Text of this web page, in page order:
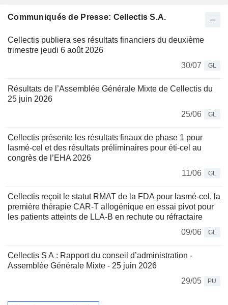
Communiqués de Presse: Cellectis S.A.
Cellectis publiera ses résultats financiers du deuxième
trimestre jeudi 6 août 2026
30/07
GL
Résultats de l’Assemblée Générale Mixte de Cellectis du
25 juin 2026
25/06
GL
Cellectis présente les résultats finaux de phase 1 pour
lasmé-cel et des résultats préliminaires pour éti-cel au
congrès de l’EHA 2026
11/06
GL
Cellectis reçoit le statut RMAT de la FDA pour lasmé-cel, la
première thérapie CAR-T allogénique en essai pivot pour
les patients atteints de LLA-B en rechute ou réfractaire
09/06
GL
Cellectis S A : Rapport du conseil d’administration -
Assemblée Générale Mixte - 25 juin 2026
29/05
PU